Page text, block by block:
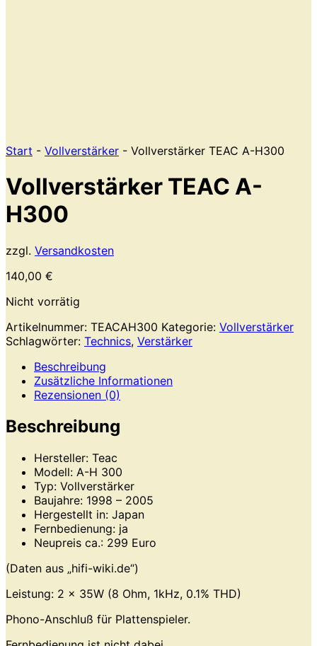
Start - Vollverstärker - Vollverstärker TEAC A-H300
Vollverstärker TEAC A-
H300
zzgl. Versandkosten
140,00 €
Nicht vorrätig
Artikelnummer: TEACAH300 Kategorie: Vollverstärker
Schlagwörter: Technics, Verstärker
Beschreibung
Zusätzliche Informationen
Rezensionen (0)
Beschreibung
Hersteller: Teac
Modell: A-H 300
Typ: Vollverstärker
Baujahre: 1998 – 2005
Hergestellt in: Japan
Fernbedienung: ja
Neupreis ca.: 299 Euro
(Daten aus „hifi-wiki.de“)
Leistung: 2 x 35W (8 Ohm, 1kHz, 0.1% THD)
Phono-Anschluß für Plattenspieler.